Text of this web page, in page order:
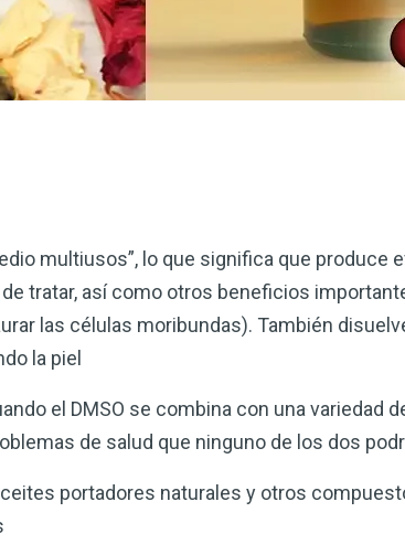
multiusos”, lo que significa que produce
tratar, así como otros beneficios
las células moribundas). También
la piel
el DMSO se combina con una variedad
de salud que ninguno de los dos
portadores naturales y otros